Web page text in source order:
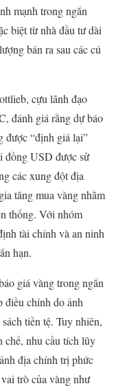
mạnh trong ngắn
biệt từ nhà đầu tư dài
bán ra sau các cú
cựu lãnh đạo
đánh giá rằng dự báo
được “định giá lại”
đồng USD được sử
các xung đột địa
tăng mua vàng nhằm
thống. Với nhóm
tài chính và an ninh
hạn.
giá vàng trong ngắn
điều chỉnh do ảnh
tiền tệ. Tuy nhiên,
chế, nhu cầu tích lũy
địa chính trị phức
trò của vàng như